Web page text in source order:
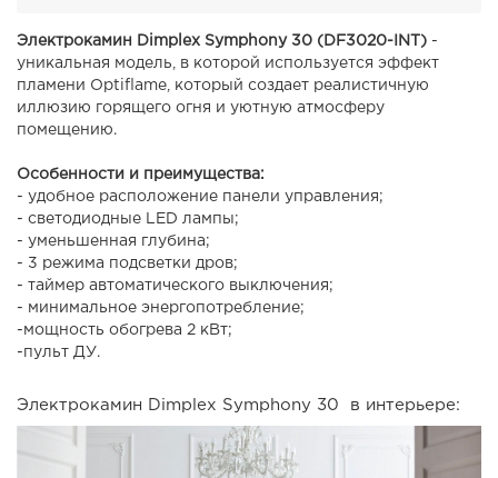
Электрокамин Dimplex Symphony 30 (DF3020-INT) -
уникальная модель, в которой используется эффект
пламени Optiflame, который создает реалистичную
иллюзию горящего огня и уютную атмосферу
помещению.
Особенности и преимущества:
- удобное расположение панели управления;
- светодиодные LED лампы;
- уменьшенная глубина;
- 3 режима подсветки дров;
- таймер автоматического выключения;
- минимальное энергопотребление;
-мощность обогрева 2 кВт;
-пульт ДУ.
Электрокамин Dimplex Symphony 30 в интерьере: